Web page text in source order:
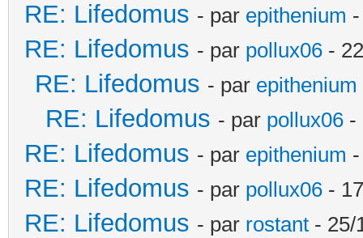
RE: Lifedomus - par epithenium
RE: Lifedomus - par pollux06 -
RE: Lifedomus - par epithenium
RE: Lifedomus - par pollux06 -
RE: Lifedomus - par epithenium
RE: Lifedomus - par pollux06 -
RE: Lifedomus - par rostant - 25/